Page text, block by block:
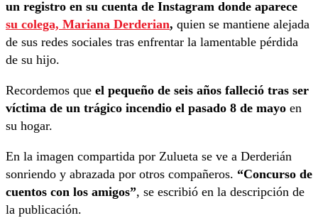
un registro en su cuenta de Instagram donde aparece
su colega, Mariana Derderian, quien se mantiene alejada
de sus redes sociales tras enfrentar la lamentable pérdida
de su hijo.
Recordemos que el pequeño de seis años falleció tras ser
víctima de un trágico incendio el pasado 8 de mayo en
su hogar.
En la imagen compartida por Zulueta se ve a Derderián
sonriendo y abrazada por otros compañeros. “Concurso de
cuentos con los amigos”, se escribió en la descripción de
la publicación.